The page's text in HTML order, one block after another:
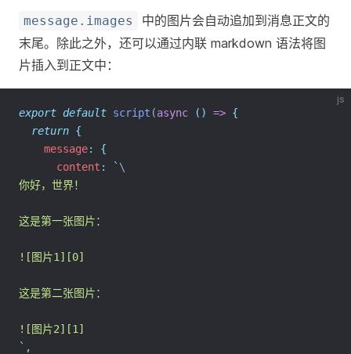
message.images
中的图片会自动追加到消息正文的
末尾。除此之外，还可以通过内联 markdown 语法将图
片插入到正文中：
js
export default script (async () => {
return {
    message
:
{
      content
: ` \
你好，世界！
这是第一张图片：
![图片1][0]
这是第二张图片：
![图片2][1]
` ,